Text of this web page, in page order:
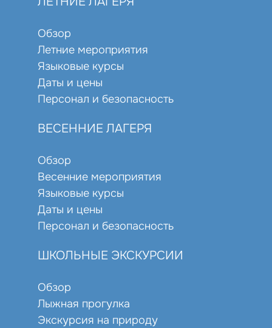
Обзор
Летние мероприятия
Языковые курсы
Даты и цены
Персонал и безопасность
ВЕСЕННИЕ ЛАГЕРЯ
Обзор
Весенние мероприятия
Языковые курсы
Даты и цены
Персонал и безопасность
ШКОЛЬНЫЕ ЭКСКУРСИИ
Обзор
Лыжная прогулка
Экскурсия на природу